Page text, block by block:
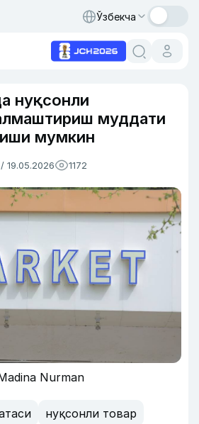
Ўзбекча
нуқсонли
муддати
мумкин
19.05.2026 1172
Nurman
нуқсонли товар